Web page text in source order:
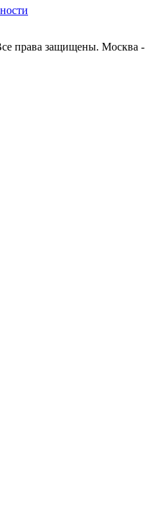
права защищены. Москва -